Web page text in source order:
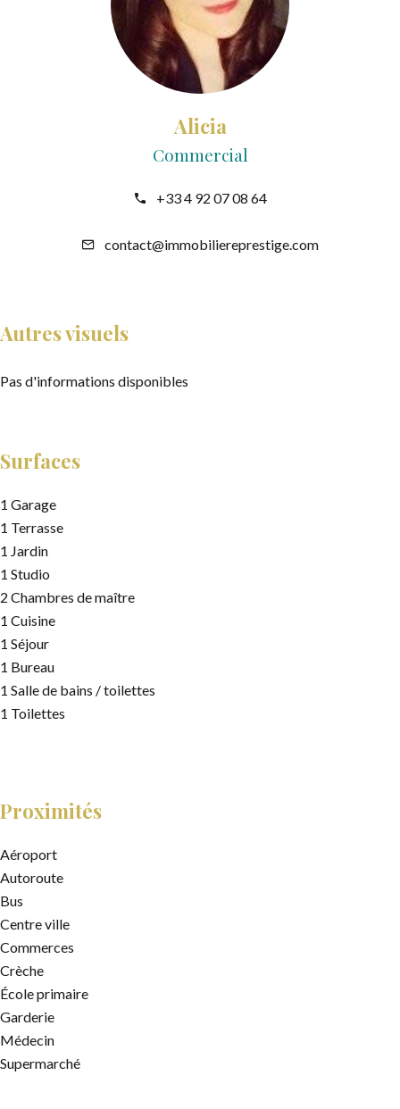
Alicia
Commercial
+33 4 92 07 08 64
contact@immobiliereprestige.com
Autres visuels
Pas d'informations disponibles
Surfaces
1 Garage
1 Terrasse
1 Jardin
1 Studio
2 Chambres de maître
1 Cuisine
1 Séjour
1 Bureau
1 Salle de bains / toilettes
1 Toilettes
Proximités
Aéroport
Autoroute
Bus
Centre ville
Commerces
Crèche
École primaire
Garderie
Médecin
Supermarché